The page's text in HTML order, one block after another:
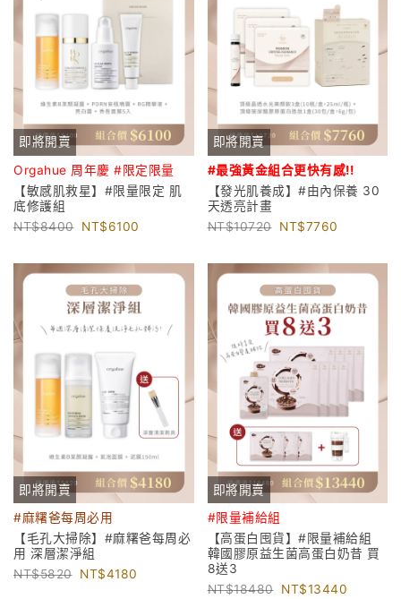
即將開賣
Orgahue 周年慶 #限定限量
【敏感肌救星】#限量限定 肌
底修護組
8400
6100
即將開賣
#最強黃金組合更快有感!!
【發光肌養成】#由內保養 30
天透亮計畫
10720
7760
即將開賣
#麻糬爸每周必用
【毛孔大掃除】#麻糬爸每周必
用 深層潔淨組
5820
4180
即將開賣
#限量補給組
【高蛋白囤貨】#限量補給組
韓國膠原益生菌高蛋白奶昔 買
8送3
18480
13440